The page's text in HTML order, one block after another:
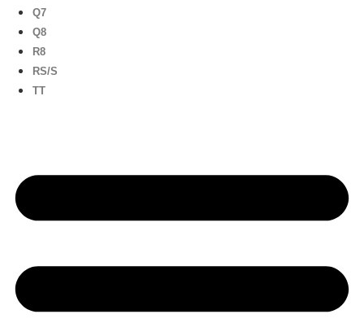
Q7
Q8
R8
RS/S
TT